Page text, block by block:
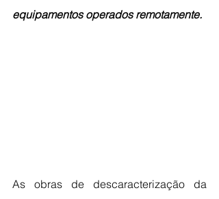
equipamentos operados remotamente.
As obras de descaracterização da